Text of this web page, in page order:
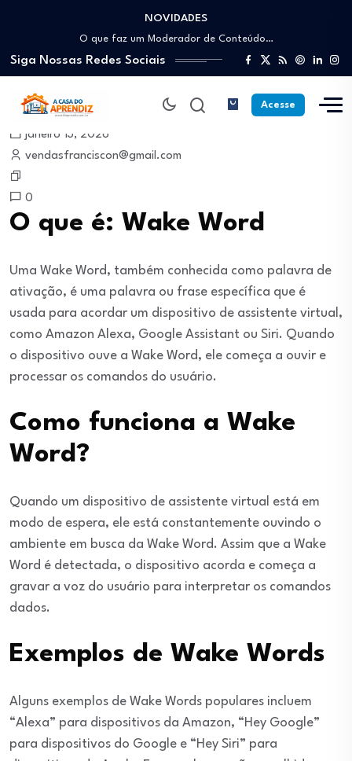
NOVIDADES
Como trabalhar como Estoquista: O guia para…
O que faz um Moderador de Conteúdo…
Como ser um Afiliado de Sucesso trabalhando…
Como dar Aulas Particulares Online e viver…
Profissão Instalador Solar: Como entrar no mercado…
Como trabalhar como Estoquista: O guia para…
O que faz um Moderador de Conteúdo…
Como ser um Afiliado de Sucesso trabalhando…
Siga Nossas Redes Sociais
Acesse
janeiro 13, 2026
vendasfranciscon@gmail.com
0
O que é: Wake Word
Uma Wake Word, também conhecida como palavra de
ativação, é uma palavra ou frase específica que é
usada para acordar um dispositivo de assistente virtual,
como Amazon Alexa, Google Assistant ou Siri. Quando
o dispositivo ouve a Wake Word, ele começa a ouvir e
processar os comandos do usuário.
Como funciona a Wake
Word?
Quando um dispositivo de assistente virtual está em
modo de espera, ele está constantemente ouvindo o
ambiente em busca da Wake Word. Assim que a Wake
Word é detectada, o dispositivo acorda e começa a
gravar a voz do usuário para interpretar os comandos
dados.
Exemplos de Wake Words
Alguns exemplos de Wake Words populares incluem
“Alexa” para dispositivos da Amazon, “Hey Google”
para dispositivos do Google e “Hey Siri” para